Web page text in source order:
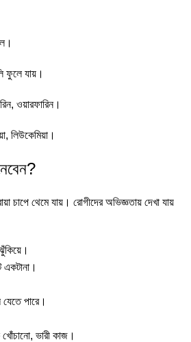
ফুলে যায়।
ওয়ারফারিন।
লিউকেমিয়া।
চাপে থেমে যায়। রোগীদের অভিজ্ঞতায় দেখা যায়
একটানা।
পারে।
ভারী কাজ।